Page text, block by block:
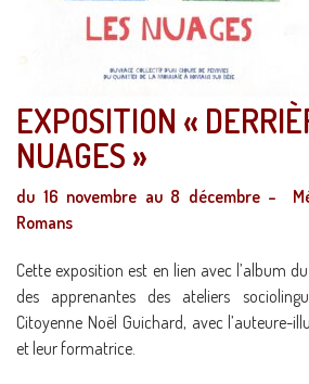
EXPOSITION «
NUAGES »
du 16 novembre au 8 décembre –
Romans
Cette exposition est en lien avec l’album
des apprenantes des ateliers
Citoyenne Noël Guichard, avec l’auteure-
et leur formatrice.